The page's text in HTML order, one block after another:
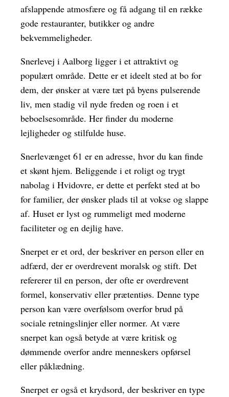
afslappende atmosfære og få adgang til en række
gode restauranter, butikker og andre
bekvemmeligheder.
Snerlevej i Aalborg ligger i et attraktivt og
populært område. Dette er et ideelt sted at bo for
dem, der ønsker at være tæt på byens pulserende
liv, men stadig vil nyde freden og roen i et
beboelsesområde. Her finder du moderne
lejligheder og stilfulde huse.
Snerlevænget 61 er en adresse, hvor du kan finde
et skønt hjem. Beliggende i et roligt og trygt
nabolag i Hvidovre, er dette et perfekt sted at bo
for familier, der ønsker plads til at vokse og slappe
af. Huset er lyst og rummeligt med moderne
faciliteter og en dejlig have.
Snerpet er et ord, der beskriver en person eller en
adfærd, der er overdrevent moralsk og stift. Det
refererer til en person, der ofte er overdrevent
formel, konservativ eller prætentiøs. Denne type
person kan være overfølsom overfor brud på
sociale retningslinjer eller normer. At være
snerpet kan også betyde at være kritisk og
dømmende overfor andre menneskers opførsel
eller påklædning.
Snerpet er også et krydsord, der beskriver en type